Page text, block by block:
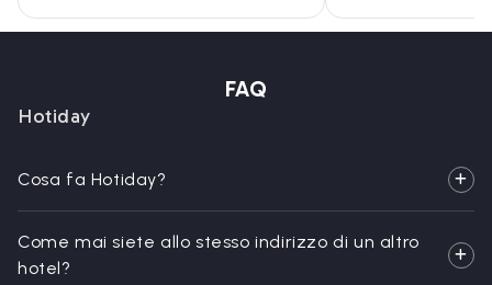
FAQ
Hotiday
Cosa fa Hotiday?
Come mai siete allo stesso indirizzo di un altro
hotel?